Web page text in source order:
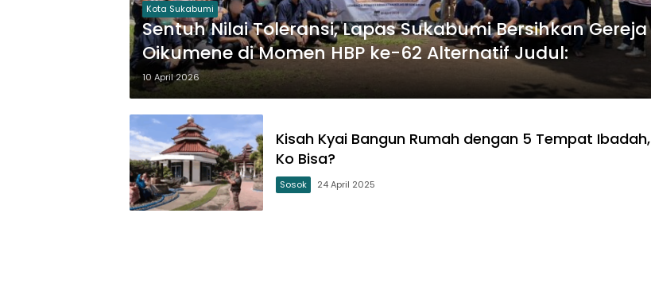
Kota Sukabumi
Sentuh Nilai Toleransi, Lapas Sukabumi Bersihkan Gereja
Oikumene di Momen HBP ke-62 Alternatif Judul:
10 April 2026
Kisah Kyai Bangun Rumah dengan 5 Tempat Ibadah,
Ko Bisa?
Sosok 24 April 2025